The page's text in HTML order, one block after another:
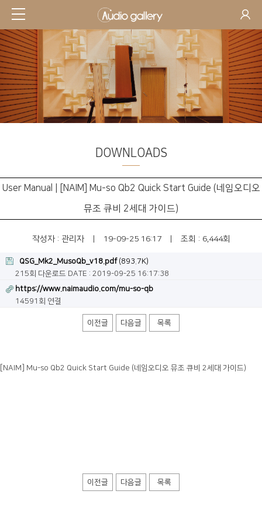
SUPPORT
DOWNLOADS
User Manual | [NAIM] Mu-so Qb2 Quick Start Guide (네임오디오
뮤조 큐비 2세대 가이드)
작성자 : 관리자 19-09-25 16:17 조회 : 6,444회
QSG_Mk2_MusoQb_v18.pdf(893.7K)
215회 다운로드 DATE : 2019-09-25 16:17:38
https://www.naimaudio.com/mu-so-qb
14591회 연결
이전글 다음글 목록
[NAIM] Mu-so Qb2 Quick Start Guide (네임오디오 뮤조 큐비 2세대 가이드)
이전글 다음글 목록